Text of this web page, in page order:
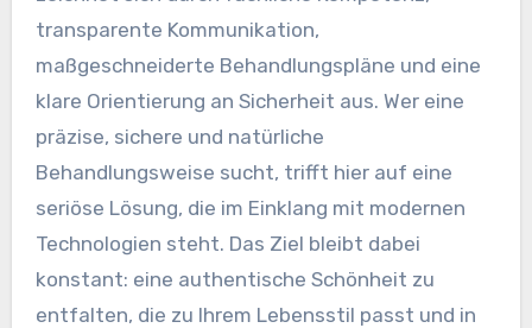
transparente Kommunikation,
maßgeschneiderte Behandlungspläne und eine
klare Orientierung an Sicherheit aus. Wer eine
präzise, sichere und natürliche
Behandlungsweise sucht, trifft hier auf eine
seriöse Lösung, die im Einklang mit modernen
Technologien steht. Das Ziel bleibt dabei
konstant: eine authentische Schönheit zu
entfalten, die zu Ihrem Lebensstil passt und in